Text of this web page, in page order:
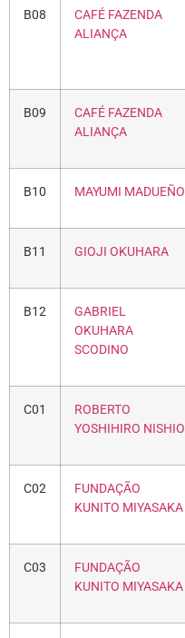
B08
CAFÉ FAZENDA
ALIANÇA
B09
CAFÉ FAZENDA
ALIANÇA
B10 MAYUMI MADUEÑO
B11 GIOJI OKUHARA
B12
GABRIEL
OKUHARA
SCODINO
C01
ROBERTO
YOSHIHIRO NISHIO
C02
FUNDAÇÃO
KUNITO MIYASAKA
C03
FUNDAÇÃO
KUNITO MIYASAKA